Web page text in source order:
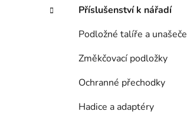
Příslušenství k nářadí
Podložné talíře a unašeče
Změkčovací podložky
Ochranné přechodky
Hadice a adaptéry